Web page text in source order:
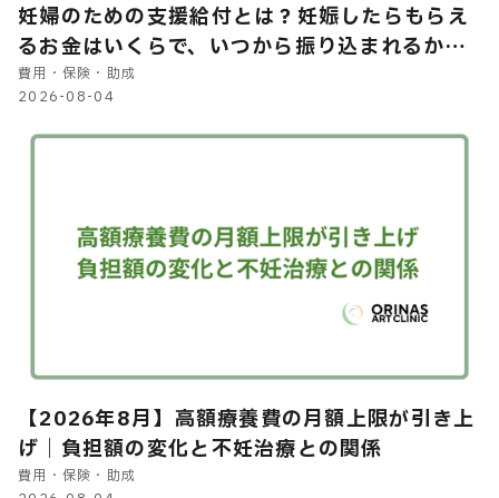
妊婦のための支援給付とは？妊娠したらもらえ
るお金はいくらで、いつから振り込まれるかや
申請方法を解説
費用・保険・助成
2026-08-04
【2026年8月】高額療養費の月額上限が引き上
げ｜負担額の変化と不妊治療との関係
費用・保険・助成